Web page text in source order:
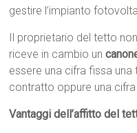
gestire l’impianto
Il proprietario del tetto
riceve in cambio un
essere una cifra fissa
contratto oppure una cifra
Vantaggi dell’affitto del